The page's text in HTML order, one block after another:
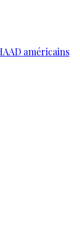
américains